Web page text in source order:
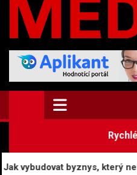
TOP.DIGITAL-
Zpravodajství a Media
byznys, který